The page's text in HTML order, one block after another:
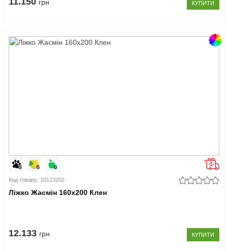
грн КУПИТИ
Код товару: 10123202
Ліжко Жасмін 160x200 Клен
12.133 грн КУПИТИ